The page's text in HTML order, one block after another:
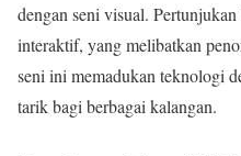
dengan seni visual.
interaktif, yang melibatkan
seni ini memadukan teknologi
tarik bagi berbagai kalangan.